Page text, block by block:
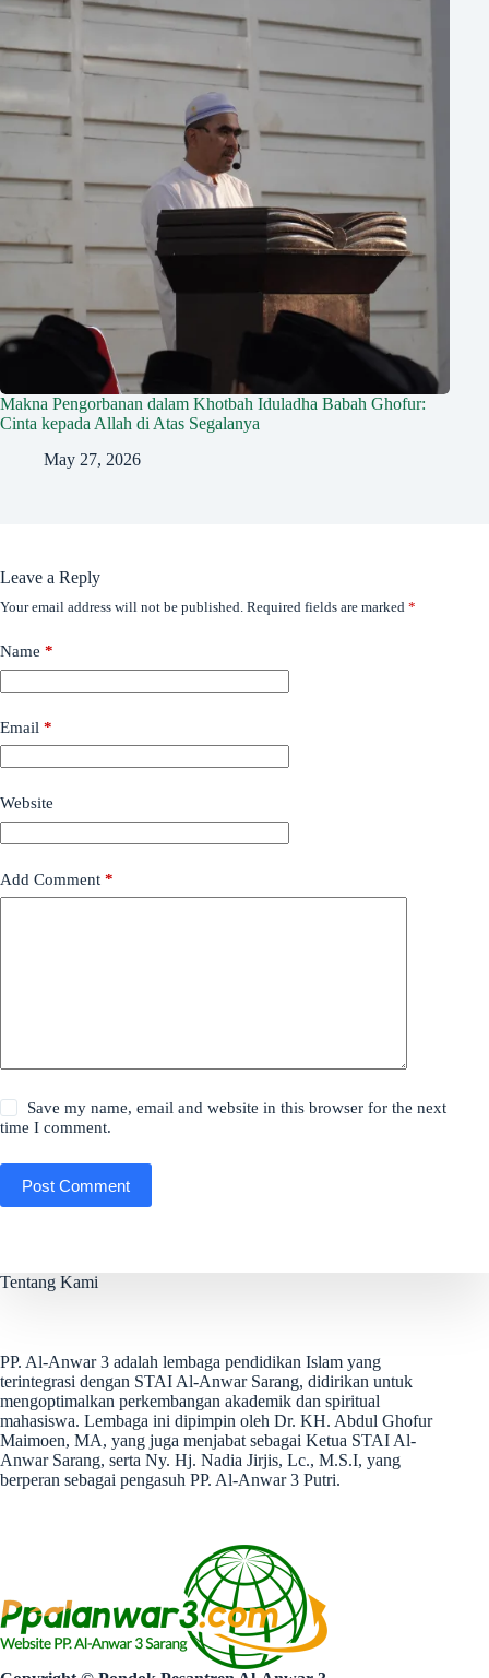
Makna Pengorbanan dalam Khotbah Iduladha Babah Ghofur:
Cinta kepada Allah di Atas Segalanya
May 27, 2026
Leave a Reply
Your email address will not be published. Required fields are marked *
Name *
Email *
Website
Add Comment *
Save my name, email and website in this browser for the next
time I comment.
Post Comment
Tentang Kami
PP. Al-Anwar 3 adalah lembaga pendidikan Islam yang
terintegrasi dengan STAI Al-Anwar Sarang, didirikan untuk
mengoptimalkan perkembangan akademik dan spiritual
mahasiswa. Lembaga ini dipimpin oleh Dr. KH. Abdul Ghofur
Maimoen, MA, yang juga menjabat sebagai Ketua STAI Al-
Anwar Sarang, serta Ny. Hj. Nadia Jirjis, Lc., M.S.I, yang
berperan sebagai pengasuh PP. Al-Anwar 3 Putri.